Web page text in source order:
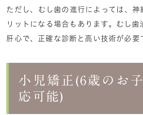
ただし、むし歯の進行によっては、神
リットになる場合もあります。むし歯
肝心で、正確な診断と高い技術が必要
小児矯正(6歳のお
応可能)